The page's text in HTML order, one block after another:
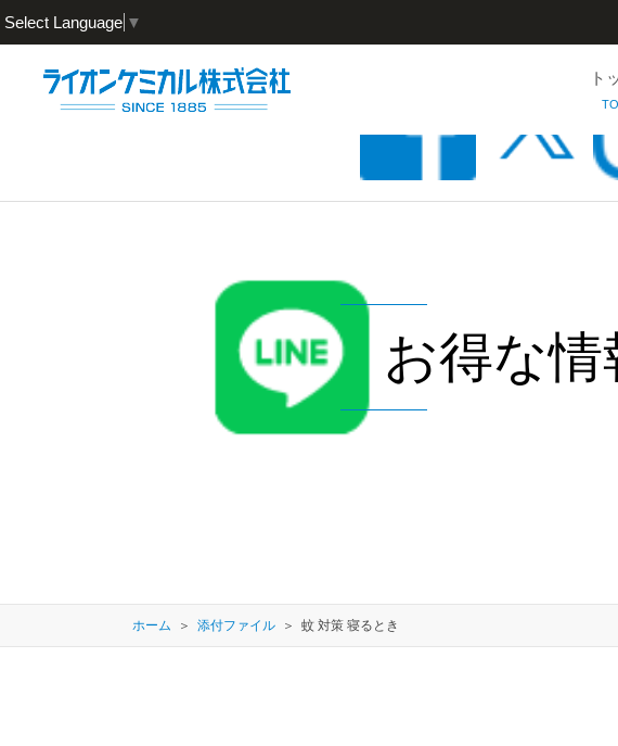
Select Language ▼
ト
お得な情
ホーム 添付ファイル 蚊 対策 寝るとき